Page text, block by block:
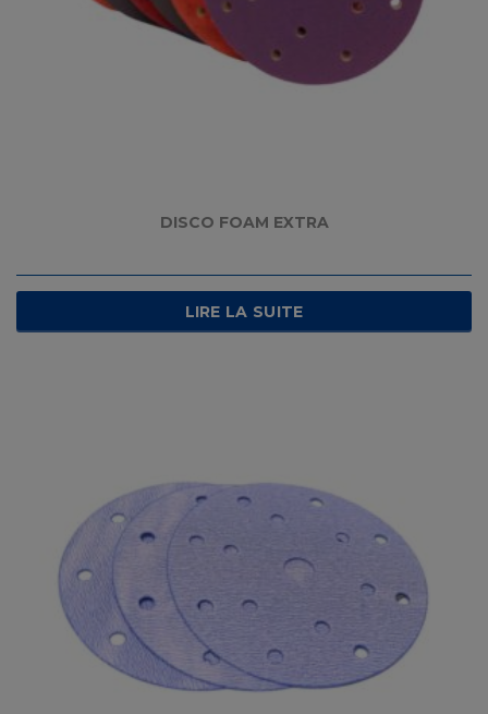
DISCO FOAM EXTRA
LIRE LA SUITE